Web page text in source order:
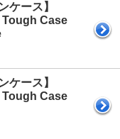
ケース】
Case
ケース】
Case